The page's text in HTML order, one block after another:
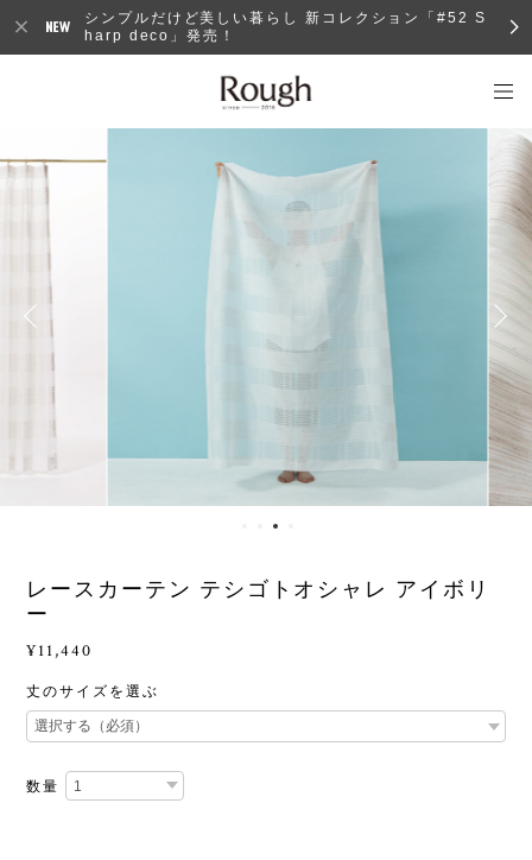
シンプルだけど美しい暮らし 新コレクション「#52 S
harp deco」発売！
レースカーテン テシゴトオシャレ アイボリ
ー
¥11,440
丈のサイズを選ぶ
数量